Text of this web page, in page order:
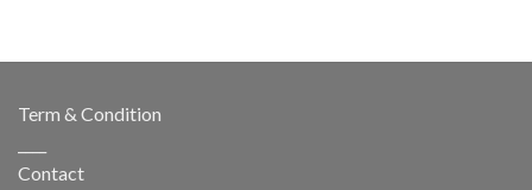
Term & Condition
Contact